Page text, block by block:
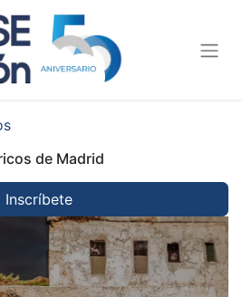
de Madrid
Inscríbete